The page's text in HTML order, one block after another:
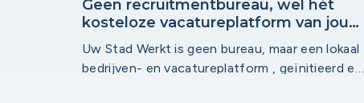
Geen recruitmentbureau, wel hét
kosteloze vacatureplatform van jouw
stad!
Uw Stad Werkt is geen bureau, maar een lokaal
bedrijven- en vacatureplatform , geïnitieerd en